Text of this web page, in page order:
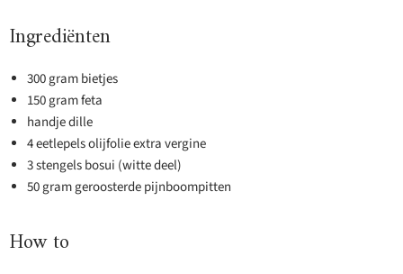
Ingrediënten
300 gram bietjes
150 gram feta
handje dille
4 eetlepels olijfolie extra vergine
3 stengels bosui (witte deel)
50 gram geroosterde pijnboompitten
How to